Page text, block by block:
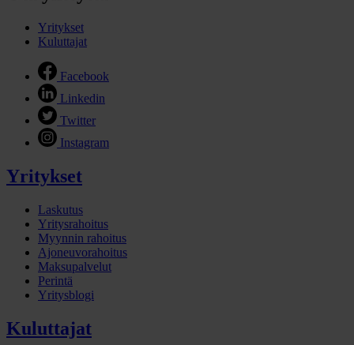
Yritykset
Kuluttajat
Facebook
Linkedin
Twitter
Instagram
Yritykset
Laskutus
Yritysrahoitus
Myynnin rahoitus
Ajoneuvorahoitus
Maksupalvelut
Perintä
Yritysblogi
Kuluttajat